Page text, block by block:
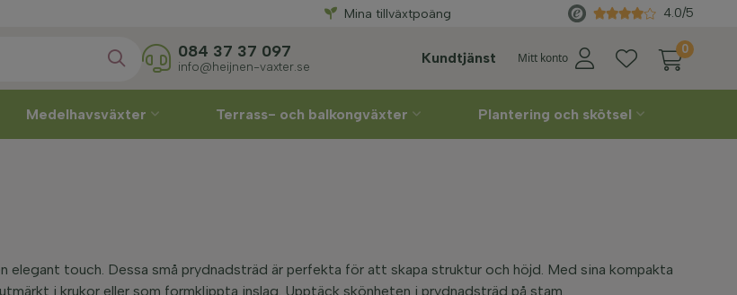
leveransveckasjälv
Mina tillväxtpoäng 4.0/5
Kundtjänst Mitt konto
0
084 37 37 097
info@heijnen-vaxter.se
Medelhavsväxter Terrass- och balkongväxter Plantering och skötsel
elegant touch. Dessa små prydnadsträd är perfekta för att skapa struktur och höjd. Med sina kompakta
i krukor eller som formklippta inslag. Upptäck skönheten i prydnadsträd på stam.